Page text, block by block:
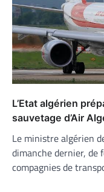
L’Etat algérien
sauvetage d’Air
Le ministre algérien
dimanche dernier, de
compagnies de